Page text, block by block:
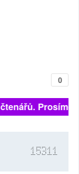
0
Prosíme,
15311